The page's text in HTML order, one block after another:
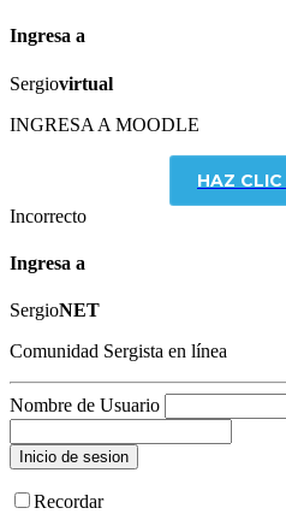
Ingresa a
Sergiovirtual
INGRESA A MOODLE
HAZ
Incorrecto
Ingresa a
SergioNET
Comunidad Sergista en línea
Nombre de Usuario
Recordar